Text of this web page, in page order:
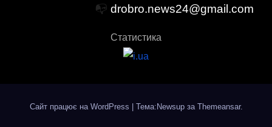
📭 drobro.news24@gmail.com
Статистика
Сайт працює на WordPress | Тема:Newsup за Themeansar.